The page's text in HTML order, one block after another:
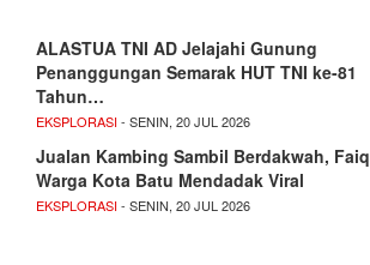
ALASTUA TNI AD Jelajahi Gunung
Penanggungan Semarak HUT TNI ke-81
Tahun…
EKSPLORASI- SENIN, 20 JUL 2026
Jualan Kambing Sambil Berdakwah, Faiq
Warga Kota Batu Mendadak Viral
EKSPLORASI- SENIN, 20 JUL 2026